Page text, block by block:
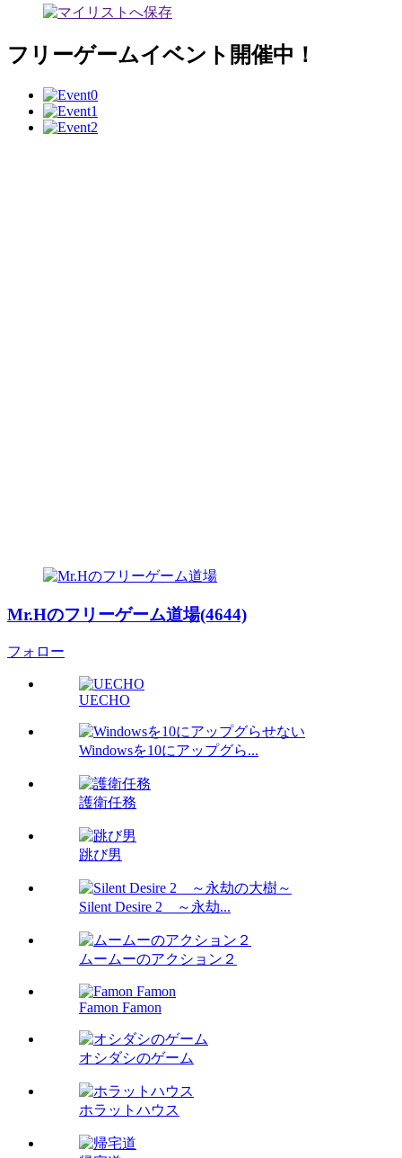
フリーゲームイベント開催中！
Mr.Hのフリーゲーム道場(4644)
フォロー
UECHO
Windowsを10にアップグら...
護衛任務
跳び男
Silent Desire 2 ～永劫...
ムームーのアクション２
Famon Famon
オシダシのゲーム
ホラットハウス